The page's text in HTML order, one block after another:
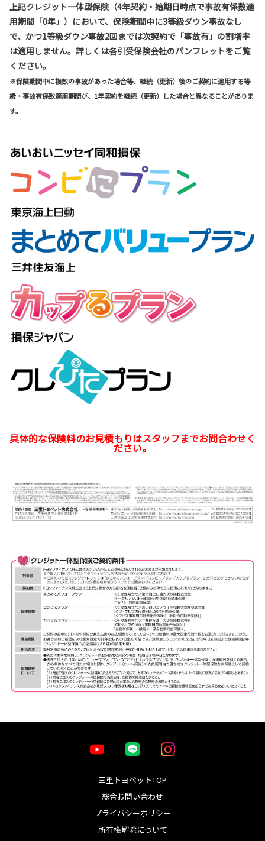
上記クレジット一体型保険（4年契約・始期日時点で事故有係数適
用期間「0年」）において、保険期間中に3等級ダウン事故なし
で、かつ1等級ダウン事故2回までは次契約で「事故有」の割増率
は適用しません。詳しくは各引受保険会社のパンフレットをご覧
ください。
※保険期間中に複数の事故があった場合等、継続（更新）後のご契約に適用する等
級・事故有係数適用期間が、1年契約を継続（更新）した場合と異なることがありま
す。
具体的な保険料のお見積もりはスタッフまでお問合わせく
ださい。
三重トヨペットTOP
総合お問い合わせ
プライバシーポリシー
所有権解除について